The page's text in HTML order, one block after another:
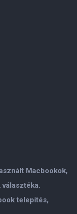
Macbookok,
telepités,